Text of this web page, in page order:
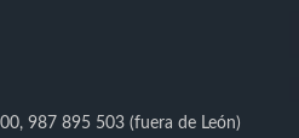
987 895 503 (fuera de León)